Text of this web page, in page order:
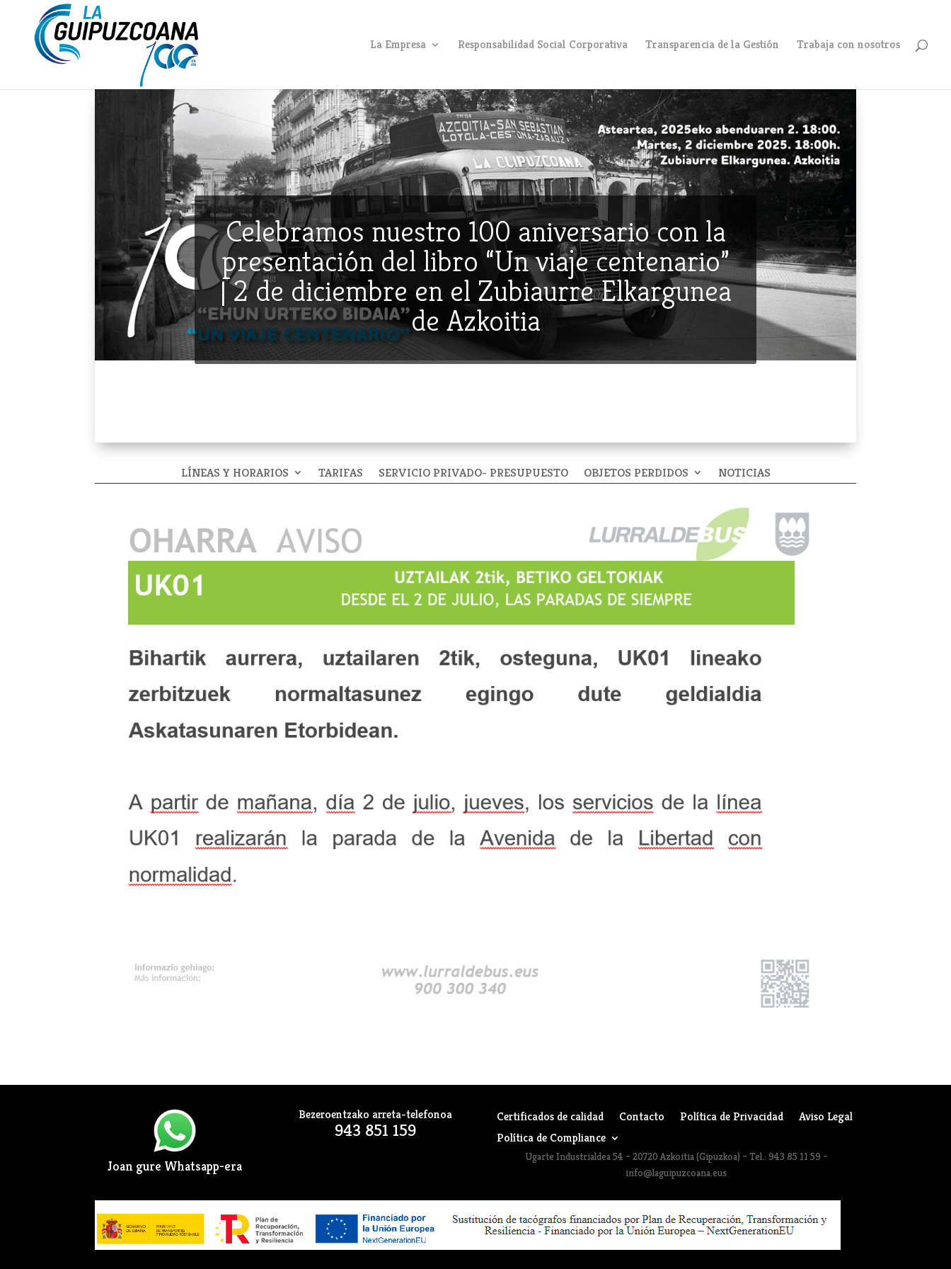
La Empresa Responsabilidad Social Corporativa Transparencia de la Gestión Trabaja con nosotros
Celebramos nuestro 100 aniversario con la
presentación del libro “Un viaje centenario”
| 2 de diciembre en el Zubiaurre Elkargunea
de Azkoitia
LÍNEAS Y HORARIOS TARIFAS SERVICIO PRIVADO- PRESUPUESTO OBJETOS PERDIDOS NOTICIAS
Joan gure Whatsapp-era
Bezeroentzako arreta-telefonoa
943 851 159
Certificados de calidad Contacto Política de Privacidad
Aviso Legal
Política de Compliance
Ugarte Industrialdea 54 – 20720 Azkoitia (Gipuzkoa) – Tel.: 943 85 11 59 –
info@laguipuzcoana.eus